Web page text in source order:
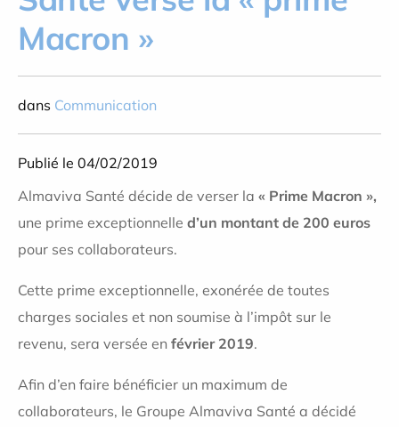
Macron »
dans Communication
Publié le 04/02/2019
Almaviva Santé décide de verser la « Prime Macron »,
une prime exceptionnelle d’un montant de 200 euros
pour ses collaborateurs.
Cette prime exceptionnelle, exonérée de toutes
charges sociales et non soumise à l’impôt sur le
revenu, sera versée en février 2019.
Afin d’en faire bénéficier un maximum de
collaborateurs, le Groupe Almaviva Santé a décidé